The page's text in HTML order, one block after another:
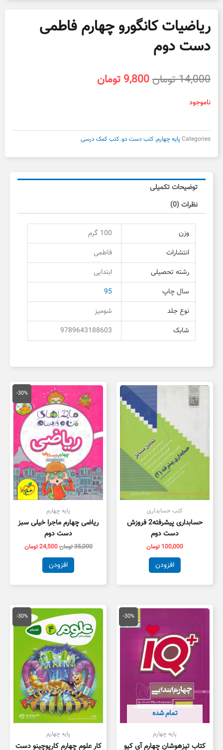
ریاضیات کانگورو چهارم فاطمی
دست دوم
14,000تومانقیمت
9,800 تومان
ناموجود
Categoriesپایه چهارم,کتب دست دو,کتب کمک درسی
توضیحات تکمیلی
نظرات (0)
وزن
100 گرم
انتشارات
فاطمی
رشته تحصیلی
ابتدایی
سال چاپ
95
نوع جلد
شومیز
شابک
9789643188603
کتب حسابداری
حسابداری پیشرفته2 فروزش
دست دوم
100,000 تومان
افزودن
-30%
پایه چهارم
ریاضی چهارم ماجرا خیلی سبز
دست دوم
35,000تومان
قیمت
اصلی
35,000 تومان
بود.
24,500تومان
قیمت
فعلی
است.
افزودن
-30%
تمام شده
پایه چهارم
کتاب تیزهوشان چهارم آی کیو
قیمت
42,000 تومان
بود.
قیمت
فعلی
-30%
پایه چهارم
کار علوم چهارم کارپوچینو دست
قیمت
اصلی
45,000 تومان
بود.
قیمت
فعلی